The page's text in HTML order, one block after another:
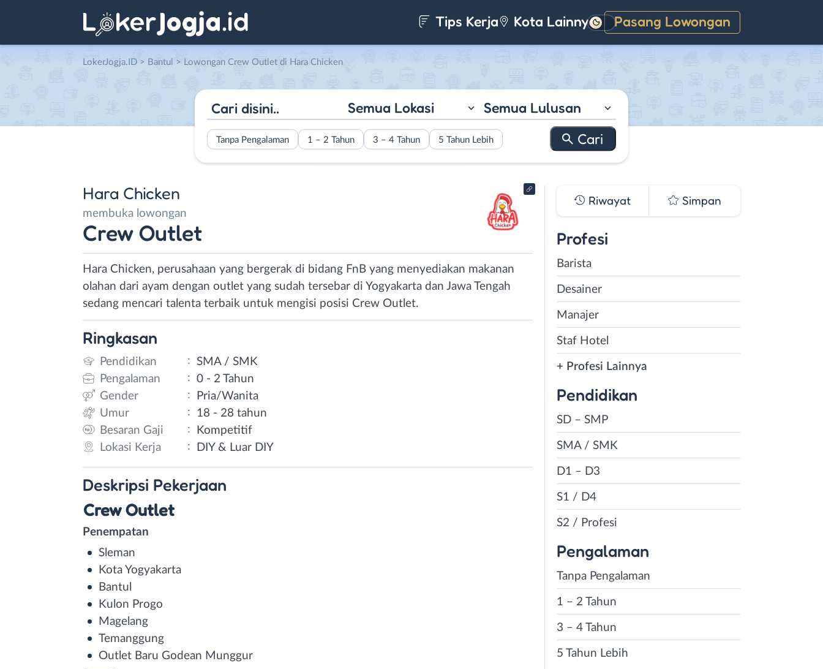
Tips Kerja Kota Lainnya Pasang Lowongan
Gelap
LokerJogja.ID > Bantul > Lowongan Crew Outlet di Hara Chicken
Semua Lokasi Semua Lulusan
Tanpa Pengalaman 1 – 2 Tahun 3 – 4 Tahun 5 Tahun Lebih
Hara Chicken
membuka lowongan
Crew Outlet
Hara Chicken, perusahaan yang bergerak di bidang FnB yang menyediakan makanan
olahan dari ayam dengan outlet yang sudah tersebar di Yogyakarta dan Jawa Tengah
sedang mencari talenta terbaik untuk mengisi posisi Crew Outlet.
Ringkasan
Pendidikan : SMA / SMK
Pengalaman
: 0 - 2 Tahun
Gender
:
Pria/Wanita
Umur
:
18 - 28 tahun
Besaran Gaji
:
Kompetitif
Lokasi Kerja
: DIY & Luar DIY
Deskripsi Pekerjaan
Crew Outlet
Penempatan
Sleman
Kota Yogyakarta
Bantul
Kulon Progo
Magelang
Temanggung
Outlet Baru Godean Munggur
Riwayat Simpan
Profesi
Barista
Desainer
Manajer
Staf Hotel
+ Profesi Lainnya
Pendidikan
SD – SMP
SMA / SMK
D1 – D3
S1 / D4
S2 / Profesi
Pengalaman
Tanpa Pengalaman
1 – 2 Tahun
3 – 4 Tahun
5 Tahun Lebih